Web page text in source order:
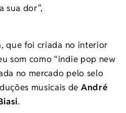
sua dor”,
que foi criada no interior
som como “indie pop new
no mercado pelo selo
musicais de André
.